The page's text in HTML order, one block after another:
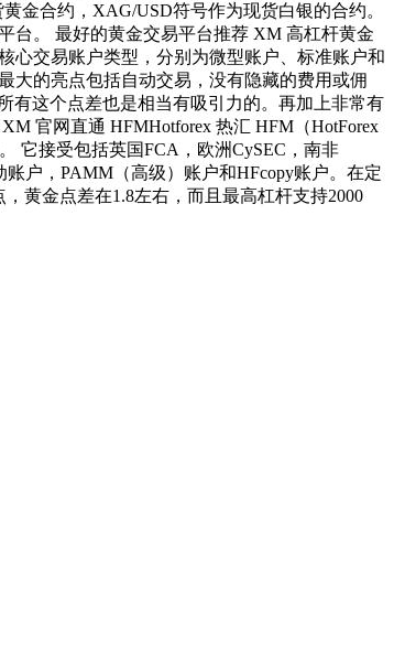
金合约，XAG/USD符号作为现货白银的合约。
台。 最好的黄金交易平台推荐 XM 高杠杆黄金
心交易账户类型，分别为微型账户、标准账户和
大的亮点包括自动交易，没有隐藏的费用或佣
有这个点差也是相当有吸引力的。再加上非常有
官网直通 HFMHotforex 热汇 HFM（HotForex
它接受包括英国FCA，欧洲CySEC，南非
户，PAMM（高级）账户和HFcopy账户。在定
黄金点差在1.8左右，而且最高杠杆支持2000